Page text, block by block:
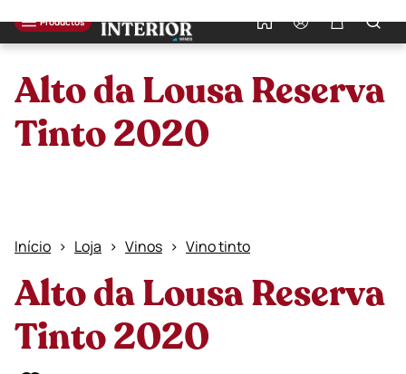
Productos
Alto da Lousa Reserva
Tinto 2020
Início Loja Vinos Vino tinto
Alto da Lousa Reserva
Tinto 2020